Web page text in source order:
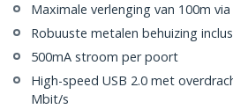
Maximale verlenging van 100m
Robuuste metalen behuizing
500mA stroom per poort
High-speed USB 2.0 met
Mbit/s